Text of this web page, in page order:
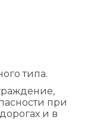
типа.
при
и в